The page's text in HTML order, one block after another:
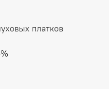
платков